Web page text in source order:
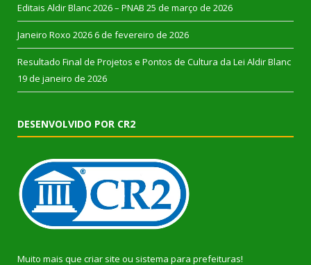
Editais Aldir Blanc 2026 – PNAB 25 de março de 2026
Janeiro Roxo 2026 6 de fevereiro de 2026
Resultado Final de Projetos e Pontos de Cultura da Lei Aldir Blanc
19 de janeiro de 2026
DESENVOLVIDO POR CR2
Muito mais que criar site ou sistema para prefeituras!